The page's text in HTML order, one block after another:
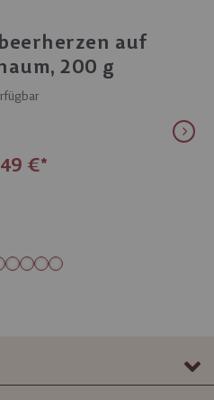
auf
200 g
€